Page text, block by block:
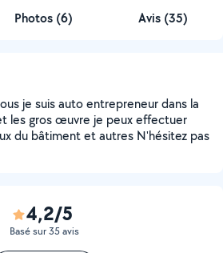
Photos (6) Avis (35)
je suis auto entrepreneur dans la
les gros œuvre je peux effectuer
du bâtiment et autres N'hésitez pas
4,2/5
Basé sur 35 avis